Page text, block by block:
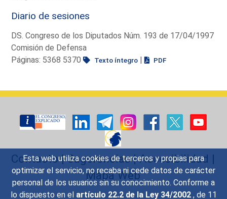
Esta web utiliza cookies de terceros y propias para
optimizar el servicio, no recaba ni cede datos de carácter
personal de los usuarios sin su conocimiento. Conforme a
lo dispuesto en el artículo 22.2 de la Ley 34/2002 , de 11
Diario de sesiones
DS. Congreso de los Diputados Núm. 193 de 17/04/1997
Comisión de Defensa
Páginas: 5368 5370
Texto íntegro | PDF
Contacto|Sugerencias|Accesibilidad |
Mapa Web